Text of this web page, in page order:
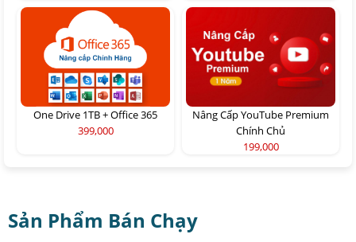
One Drive 1TB + Office 365
399,000
Nâng Cấp YouTube Premium
Chính Chủ
199,000
Sản Phẩm Bán Chạy